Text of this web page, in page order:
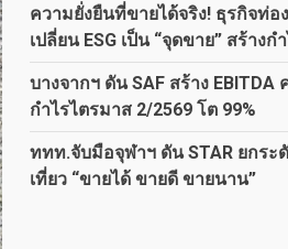
ความยั่งยืนที่ขายได้จริง! ธุรกิจท่อ
เปลี่ยน ESG เป็น “จุดขาย” สร้างก
บางจากฯ ดัน SAF สร้าง EBITDA
กำไรไตรมาส 2/2569 โต 99%
ททท.จับมือจุฬาฯ ดัน STAR ยกระ
เที่ยว “ขายได้ ขายดี ขายนาน”